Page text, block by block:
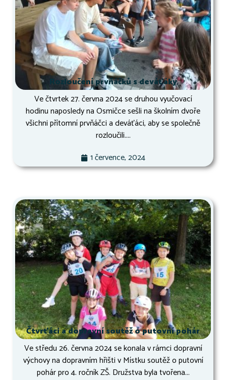
Rozloučení prvňáčků s deváťáky
Ve čtvrtek 27. června 2024 se druhou vyučovací
hodinu naposledy na Osmičce sešli na školním dvoře
všichni přítomní prvňáčci a deváťáci, aby se společně
rozloučili....
1 července, 2024
Čtvrťáci a dopravní soutěž o putovní pohár
Ve středu 26. června 2024 se konala v rámci dopravní
výchovy na dopravním hřišti v Místku soutěž o putovní
pohár pro 4. ročník ZŠ. Družstva byla tvořena...